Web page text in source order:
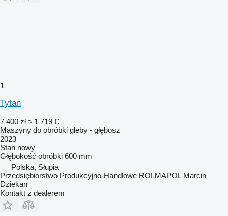
1
Tytan
7 400 zł ≈ 1 719 €
Maszyny do obróbki gleby - głębosz
2023
Stan nowy
Głębokość obróbki 600 mm
Polska, Słupia
Przedsiębiorstwo Produkcyjno-Handlowe ROLMAPOL Marcin
Dziekan
Kontakt z dealerem